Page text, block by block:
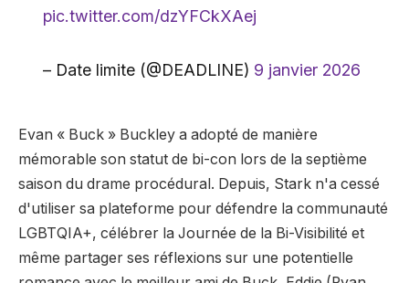
pic.twitter.com/dzYFCkXAej
– Date limite (@DEADLINE) 9 janvier 2026
Evan « Buck » Buckley a adopté de manière
mémorable son statut de bi-con lors de la septième
saison du drame procédural. Depuis, Stark n'a cessé
d'utiliser sa plateforme pour défendre la communauté
LGBTQIA+, célébrer la Journée de la Bi-Visibilité et
même partager ses réflexions sur une potentielle